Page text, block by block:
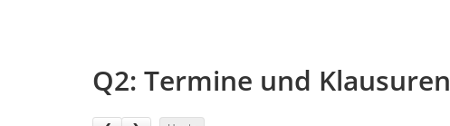
Q2: Termine und Klausuren